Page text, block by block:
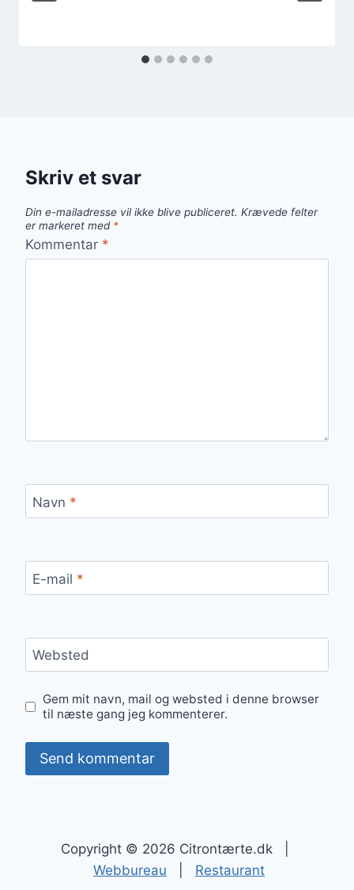
Skriv et svar
Din e-mailadresse vil ikke blive publiceret. Krævede felter
er markeret med *
Kommentar *
Navn *
E-mail *
Websted
Gem mit navn, mail og websted i denne browser
til næste gang jeg kommenterer.
Copyright © 2026 Citrontærte.dk |
Webbureau
Restaurant